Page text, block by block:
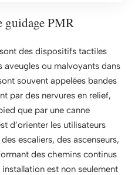
guidage PMR
sont des dispositifs tactiles
aveugles ou malvoyants dans
souvent appelées bandes
par des nervures en relief,
que par une canne
d’orienter les utilisateurs
escaliers, des ascenseurs,
des chemins continus
est non seulement